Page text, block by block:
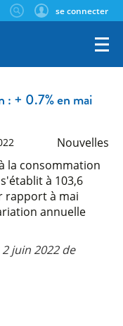
se connecter
: + 0.7% en mai
Nouvelles
la consommation
à 103,6
rapport à mai
annuelle
juin 2022 de